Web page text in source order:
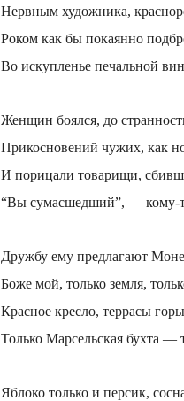
Нервным художника,
Роком как бы покаянно
Во искупленье печальной
Женщин боялся, до
Прикосновений чужих, как
И порицали товарищи,
“Вы сумасшедший”, — кому-
Дружбу ему предлагают
Боже мой, только земля,
Красное кресло, террасы
Только Марсельская бухта —
Яблоко только и персик,